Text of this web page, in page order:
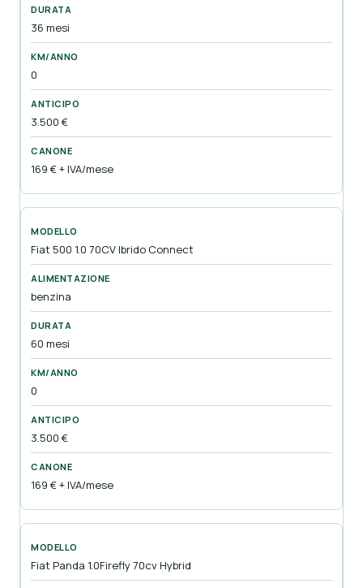
36 mesi
0
3.500 €
169 € + IVA/mese
Fiat 500 1.0 70CV Ibrido Connect
benzina
60 mesi
0
3.500 €
169 € + IVA/mese
Fiat Panda 1.0Firefly 70cv Hybrid